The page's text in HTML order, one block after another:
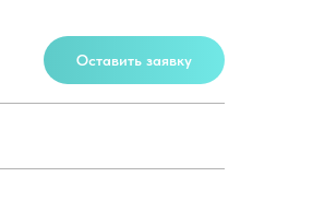
Оставить заявку